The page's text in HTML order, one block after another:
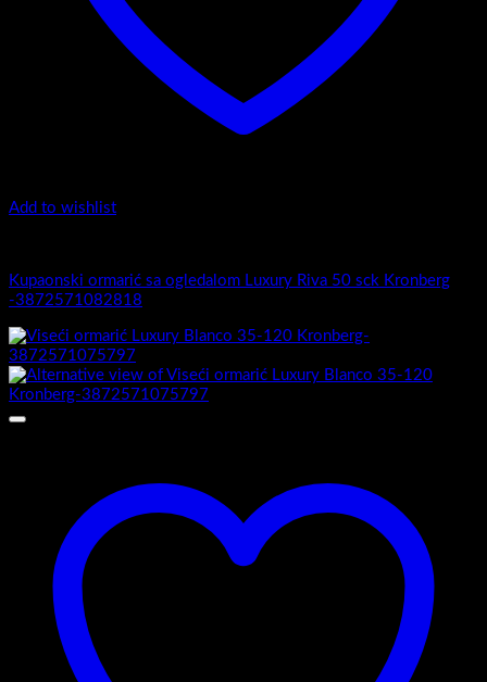
Add to wishlist
Kupaonski ormarić sa ogledalom Luxury Riva 50 sck Kronberg
-3872571082818